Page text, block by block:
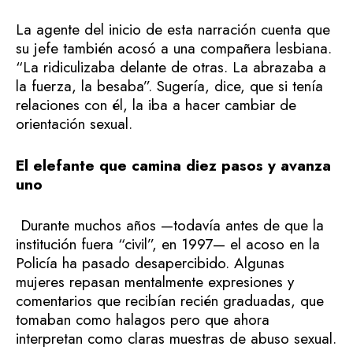
La agente del inicio de esta narración cuenta que
su jefe también acosó a una compañera lesbiana.
“La ridiculizaba delante de otras. La abrazaba a
la fuerza, la besaba”. Sugería, dice, que si tenía
relaciones con él, la iba a hacer cambiar de
orientación sexual.
El elefante que camina diez pasos y avanza
uno
Durante muchos años —todavía antes de que la
institución fuera “civil”, en 1997— el acoso en la
Policía ha pasado desapercibido. Algunas
mujeres repasan mentalmente expresiones y
comentarios que recibían recién graduadas, que
tomaban como halagos pero que ahora
interpretan como claras muestras de abuso sexual.